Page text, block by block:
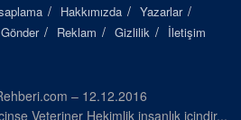
Hakkımızda
Yazarlar
Reklam Gizlilik İletişim
– 12.12.2016
Veteriner Hekimlik insanlık içindir...